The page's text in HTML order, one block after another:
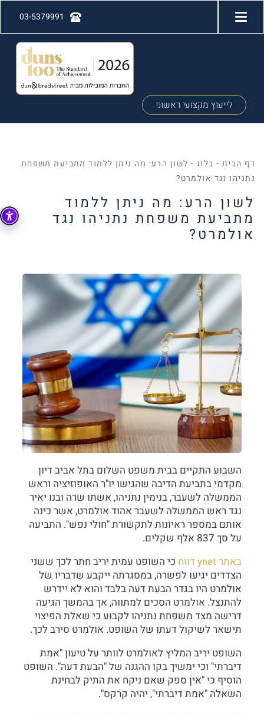
03-5379991
לייעוץ מקצועי ראשוני
דף הבית - בלוג - לשון הרע: מה ניתן ללמוד מתביעת משפחת
נתניהו נגד אולמרט?
לשון הרע: מה ניתן ללמוד
מתביעת משפחת נתניהו נגד
אולמרט?
השבוע התקיים בבית משפט השלום בתל אביב דיון
מקדמי בתביעת הדיבה שהגישו יו"ר האופוזיציה וראש
הממשלה לשעבר, בנימין נתניהו, אשתו שרה ובנו יאיר
נגד ראש הממשלה לשעבר אהוד אולמרט, אשר כינה
אותם במספר ראיונות לתקשורת "חולי נפש". התביעה
על סך 837 אלף שקלים.
באתר ynet דווח
כי השופט עמית יריב חתר לכך ששני
הצדדים יגיעו לפשרה, במסגרתה ייקבע שדבריו של
אולמרט היו בגדר הבעת דעה בלבד והוא לא יידרש
להתנצל. אולמרט הסכים למתווה, אך בהמשך הגיעה
דרישה מצד משפחת נתניהו לקבוע כי שאלת הפיצוי
תישאר לשיקול דעתו של השופט. אולמרט סירב לכך.
השופט יריב המליץ לאולמרט לוותר על טיעון "אמת
דיברתי" וכי ימשיך בקו ההגנה של "הבעת דעה". השופט
הוסיף כי "אין ספק שאם ניקח את התיק לבחינת
השאלה "אמת דיברתי", יהיה קרקס".